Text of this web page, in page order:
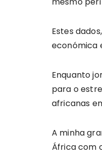
Estes
económica
Enquanto
para o
africanas
A minha
África com